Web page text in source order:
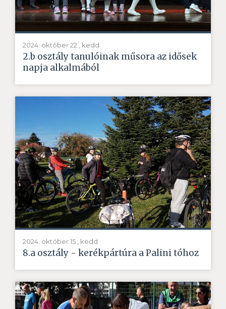
2024. október 22., kedd
2.b osztály tanulóinak műsora az idősek
napja alkalmából
2024. október 15., kedd
8.a osztály - kerékpártúra a Palini tóhoz